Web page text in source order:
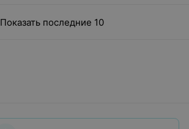
Показать последние 10